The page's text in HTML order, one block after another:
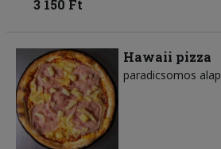
3 150 Ft
Hawaii pizza
paradicsomos alap